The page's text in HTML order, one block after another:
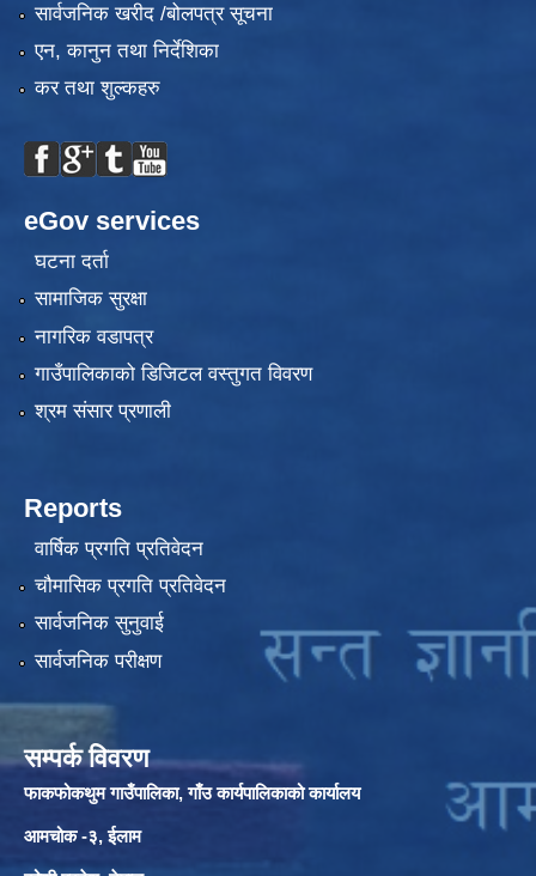
सार्वजनिक खरीद /बोलपत्र सूचना
एन, कानुन तथा निर्देशिका
कर तथा शुल्कहरु
eGov services
घटना दर्ता
सामाजिक सुरक्षा
नागरिक वडापत्र
गाउँपालिकाको डिजिटल वस्तुगत विवरण
श्रम संसार प्रणाली
Reports
वार्षिक प्रगति प्रतिवेदन
चौमासिक प्रगति प्रतिवेदन
सार्वजनिक सुनुवाई
सार्वजनिक परीक्षण
सम्पर्क विवरण
फाकफोकथुम गाउँपालिका, गाँउ कार्यपालिकाको कार्यालय
आमचोक -३, ईलाम